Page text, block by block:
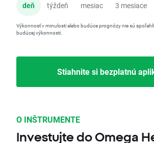
deň týždeň mesiac 3 mesiace
Výkonnosť v minulosti alebo budúce prognózy nie sú
budúcej výkonnosti.
Stiahnite si bezplatnú
O INŠTRUMENTE
Investujte do Omega